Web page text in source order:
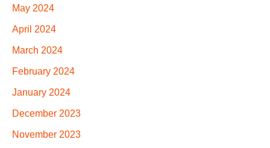
May 2024
April 2024
March 2024
February 2024
January 2024
December 2023
November 2023